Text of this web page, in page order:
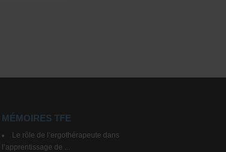
MÉMOIRES TFE
Le rôle de l’ergothérapeute dans
l’apprentissage de ...